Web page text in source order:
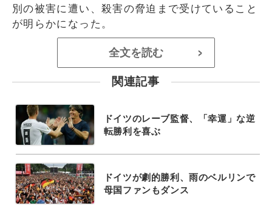
別の被害に遭い、殺害の脅迫まで受けていること
が明らかになった。
全文を読む >
関連記事
ドイツのレーブ監督、「幸運」な逆
転勝利を喜ぶ
ドイツが劇的勝利、雨のベルリンで
母国ファンもダンス